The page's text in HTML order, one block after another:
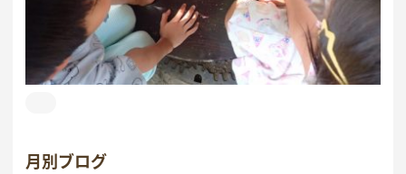
月別ブログ